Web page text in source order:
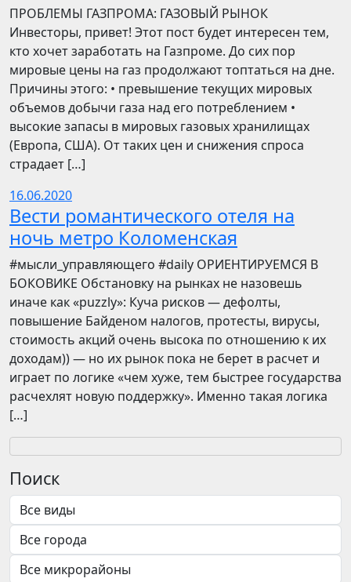
ПРОБЛЕМЫ ГАЗПРОМА: ГАЗОВЫЙ РЫНОК
Инвесторы, привет! Этот пост будет интересен тем,
кто хочет заработать на Газпроме. До сих пор
мировые цены на газ продолжают топтаться на дне.
Причины этого: • превышение текущих мировых
объемов добычи газа над его потреблением •
высокие запасы в мировых газовых хранилищах
(Европа, США). От таких цен и снижения спроса
страдает […]
16.06.2020
Вести романтического отеля на
ночь метро Коломенская
​​#мысли_управляющего #daily ОРИЕНТИРУЕМСЯ В
БОКОВИКЕ Обстановку на рынках не назовешь
иначе как «puzzly»: Куча рисков — дефолты,
повышение Байденом налогов, протесты, вирусы,
стоимость акций очень высока по отношению к их
доходам)) — но их рынок пока не берет в расчет и
играет по логике «чем хуже, тем быстрее государства
расчехлят новую поддержку». Именно такая логика
[…]
Поиск